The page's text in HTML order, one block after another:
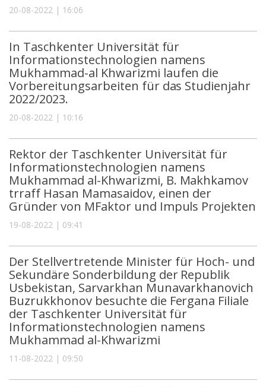
20-08-2022 | 16:06
In Taschkenter Universität für
Informationstechnologien namens
Mukhammad-al Khwarizmi laufen die
Vorbereitungsarbeiten für das Studienjahr
2022/2023.
20-08-2022 | 10:16
Rektor der Taschkenter Universität für
Informationstechnologien namens
Mukhammad al-Khwarizmi, B. Makhkamov
trraff Hasan Mamasaidov, einen der
Gründer von MFaktor und Impuls Projekten
19-08-2022 | 09:41
Der Stellvertretende Minister für Hoch- und
Sekundäre Sonderbildung der Republik
Usbekistan, Sarvarkhan Munavarkhanovich
Buzrukkhonov besuchte die Fergana Filiale
der Taschkenter Universität für
Informationstechnologien namens
Mukhammad al-Khwarizmi
11-08-2022 | 09:50